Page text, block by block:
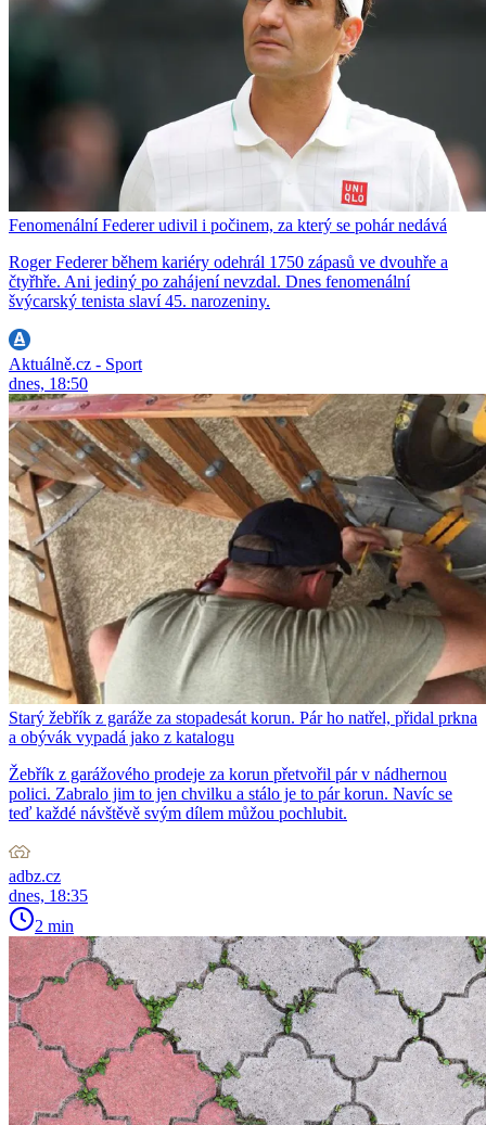
Fenomenální Federer udivil i počinem, za který se pohár nedává
Roger Federer během kariéry odehrál 1750 zápasů ve dvouhře a
čtyřhře. Ani jediný po zahájení nevzdal. Dnes fenomenální
švýcarský tenista slaví 45. narozeniny.
Aktuálně.cz - Sport
dnes, 18:50
Starý žebřík z garáže za stopadesát korun. Pár ho natřel, přidal prkna
a obývák vypadá jako z katalogu
Žebřík z garážového prodeje za korun přetvořil pár v nádhernou
polici. Zabralo jim to jen chvilku a stálo je to pár korun. Navíc se
teď každé návštěvě svým dílem můžou pochlubit.
adbz.cz
dnes, 18:35
2 min